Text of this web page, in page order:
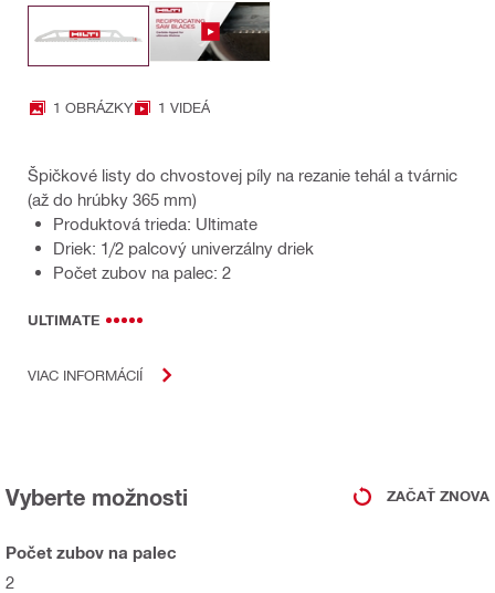
1 OBRÁZKY 1 VIDEÁ
Špičkové listy do chvostovej píly na rezanie tehál a tvárnic
(až do hrúbky 365 mm)
Produktová trieda: Ultimate
Driek: 1/2 palcový univerzálny driek
Počet zubov na palec: 2
ULTIMATE
VIAC INFORMÁCIÍ
Vyberte možnosti ZAČAŤ ZNOVA
Počet zubov na palec
2